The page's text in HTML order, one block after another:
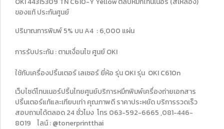
ของแท้ ประกันศูนย์
ปริมาณการพิมพ์ 5% บน A4 : 6,000 แผ่น
การรับประกัน : ตามเงื่อนไข ศูนย์ OKI
ใช้กับเครื่องปริ้นเตอร์ เลเซอร์ ยี่ห้อ รุ่น OKI รุ่น OKI C610n
เว็บไซด์โทนเนอร์ปริ้นไทยศูนย์บริการหมึกพิมพ์เครื่องถ่ายเอกสาร
ปริ้นเตอร์แท้และเทียบเท่า คุณภาพดี ราคาประหยัด บริการรวดเร็ว
สอบถามได้ตลอด 24 ชั่วโมง โทร 063-592-6665 ,081-446-
8019 ไลน์ : @tonerprintthai